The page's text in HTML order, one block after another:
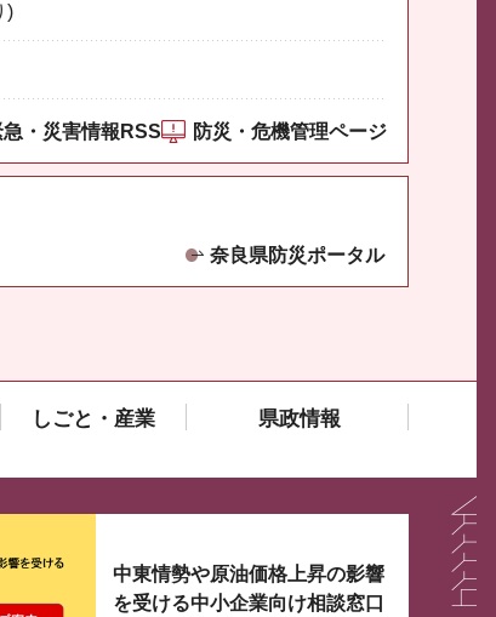
)
急・災害情報RSS 防災・危機管理ページ
奈良県防災ポータル
しごと・産業 県政情報
つ情報が表示されるスライダーがあります。
中東情勢や原油価格上昇の影響
を受ける中小企業向け相談窓口